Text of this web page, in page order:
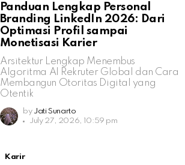
Panduan Lengkap Personal
Branding LinkedIn 2026: Dari
Optimasi Profil sampai
Monetisasi Karier
Arsitektur Lengkap Menembus
Algoritma AI Rekruter Global dan Cara
Membangun Otoritas Digital yang
Otentik
by Jati Sunarto
July 27, 2026, 10:59 pm
Karir